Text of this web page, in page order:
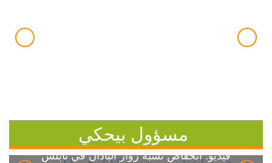
مسؤول بيحكي
فيديو: انخفاض نسبة زوار الباذان في نابلس